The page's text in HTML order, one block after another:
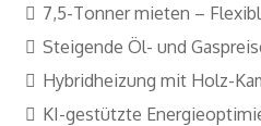
7,5-Tonner mieten –
Steigende Öl- und
Hybridheizung mit Holz-
KI-gestützte